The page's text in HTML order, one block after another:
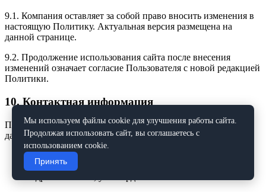
9.1. Компания оставляет за собой право вносить изменения в
настоящую Политику. Актуальная версия размещена на
данной странице.
9.2. Продолжение использования сайта после внесения
изменений означает согласие Пользователя с новой редакцией
Политики.
10. Контактная информация
По всем вопросам, связанным с обработкой персональных
данных, обращайтесь:
+7 (843) 240-10-18
Email:info@filtromatica.ru
Мы используем файлы cookie для улучшения работы сайта.
Продолжая использовать сайт, вы соглашаетесь с
использованием cookie.
Принять